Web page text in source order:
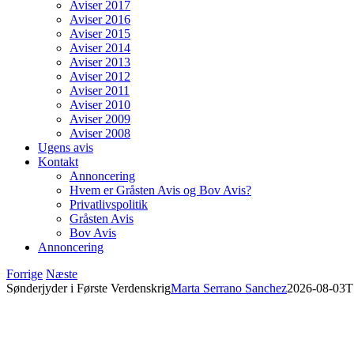
Aviser 2017
Aviser 2016
Aviser 2015
Aviser 2014
Aviser 2013
Aviser 2012
Aviser 2011
Aviser 2010
Aviser 2009
Aviser 2008
Ugens avis
Kontakt
Annoncering
Hvem er Gråsten Avis og Bov Avis?
Privatlivspolitik
Gråsten Avis
Bov Avis
Annoncering
Forrige Næste
Sønderjyder i Første VerdenskrigMarta Serrano Sanchez2026-08-